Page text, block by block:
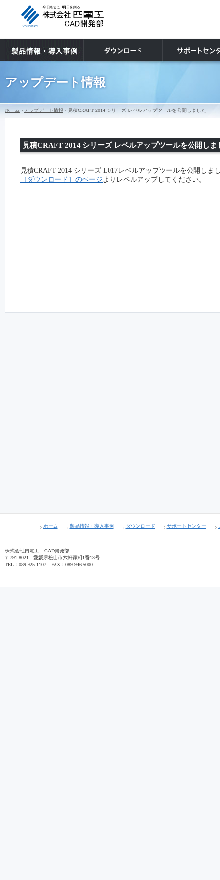
アップデート情報
ホーム › アップデート情報 › 見積CRAFT 2014 シリーズ レベルアップツールを公開しました
見積CRAFT 2014 シリーズ レベルアップツールを公開しま
見積CRAFT 2014 シリーズ L017レベルアップツールを公開しま
［ダウンロード］のページよりレベルアップしてください。
ホーム 製品情報・導入事例 ダウンロード サポートセンター
株式会社四電工 CAD開発部
〒791-8021 愛媛県松山市六軒家町1番13号
TEL：089-925-1107 FAX：089-946-5000